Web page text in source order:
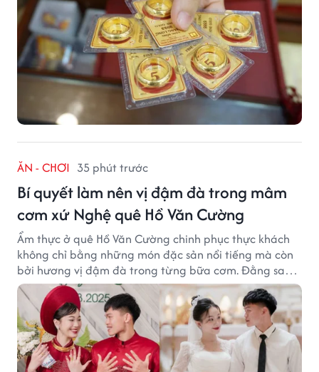
ĂN - CHƠI 35 phút trước
Bí quyết làm nên vị đậm đà trong mâm
cơm xứ Nghệ quê Hồ Văn Cường
Ẩm thực ở quê Hồ Văn Cường chinh phục thực khách
không chỉ bằng những món đặc sản nổi tiếng mà còn
bởi hương vị đậm đà trong từng bữa cơm. Đằng sau
nét giản dị ấy là những bí quyết được người dân gìn
giữ qua nhiều thế hệ.